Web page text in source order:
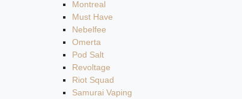
Montreal
Must Have
Nebelfee
Omerta
Pod Salt
Revoltage
Riot Squad
Samurai Vaping